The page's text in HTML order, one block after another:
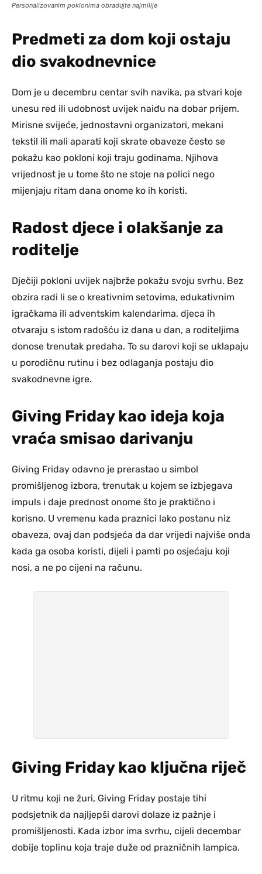
Personalizovanim poklonima obradujte najmilije
Predmeti za dom koji ostaju
dio svakodnevnice
Dom je u decembru centar svih navika, pa stvari koje
unesu red ili udobnost uvijek naiđu na dobar prijem.
Mirisne svijeće, jednostavni organizatori, mekani
tekstil ili mali aparati koji skrate obaveze često se
pokažu kao pokloni koji traju godinama. Njihova
vrijednost je u tome što ne stoje na polici nego
mijenjaju ritam dana onome ko ih koristi.
Radost djece i olakšanje za
roditelje
Dječiji pokloni uvijek najbrže pokažu svoju svrhu. Bez
obzira radi li se o kreativnim setovima, edukativnim
igračkama ili adventskim kalendarima, djeca ih
otvaraju s istom radošću iz dana u dan, a roditeljima
donose trenutak predaha. To su darovi koji se uklapaju
u porodičnu rutinu i bez odlaganja postaju dio
svakodnevne igre.
Giving Friday kao ideja koja
vraća smisao darivanju
Giving Friday odavno je prerastao u simbol
promišljenog izbora, trenutak u kojem se izbjegava
impuls i daje prednost onome što je praktično i
korisno. U vremenu kada praznici lako postanu niz
obaveza, ovaj dan podsjeća da dar vrijedi najviše onda
kada ga osoba koristi, dijeli i pamti po osjećaju koji
nosi, a ne po cijeni na računu.
Giving Friday kao ključna riječ
U ritmu koji ne žuri, Giving Friday postaje tihi
podsjetnik da najljepši darovi dolaze iz pažnje i
promišljenosti. Kada izbor ima svrhu, cijeli decembar
dobije toplinu koja traje duže od prazničnih lampica.